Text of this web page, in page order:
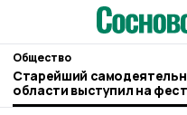
Общество
Старейший
области выступил на
оркестров